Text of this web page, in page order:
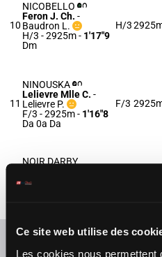
Ce site web utilise des
Les cookies nous permettent
10
NICOBELLO
Feron J. Ch. -
Baudron L.
H/3 - 2925m- 1'17"9
Dm
H/3
11
NINOUSKA
Lelievre Mlle C. -
Lelievre P.
F/3 - 2925m- 1'16"8
Da 0a Da
F/3
12
NOIR DARBY
Martens S.C.